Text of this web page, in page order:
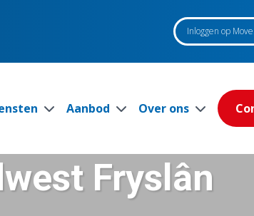
Inloggen op
Aanbod Over ons
Fryslân